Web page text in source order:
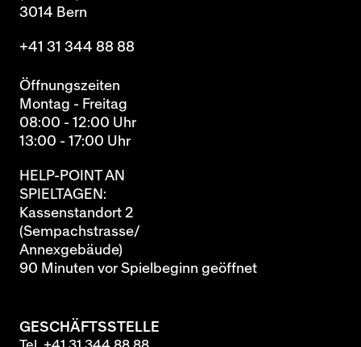
3014 Bern
+41 31 344 88 88
Öffnungszeiten
Montag - Freitag
08:00 - 12:00 Uhr
13:00 - 17:00 Uhr
HELP-POINT AN
SPIELTAGEN:
Kassenstandort 2
(Sempachstrasse/
Annexgebäude)
90 Minuten vor Spielbeginn geöffnet
GESCHÄFTSSTELLE